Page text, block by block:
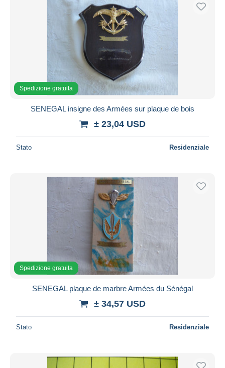
Spedizione gratuita
SENEGAL insigne des Armées sur plaque de bois
± 23,04 USD
Stato Residenziale
Spedizione gratuita
SENEGAL plaque de marbre Armées du Sénégal
± 34,57 USD
Stato Residenziale